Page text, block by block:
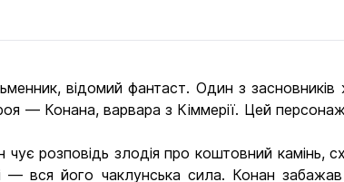
відомий фантаст. Один з засновників
— Конана, варвара з Кіммерії. Цей
розповідь злодія про коштовний камінь,
вся його чаклунська сила. Конан